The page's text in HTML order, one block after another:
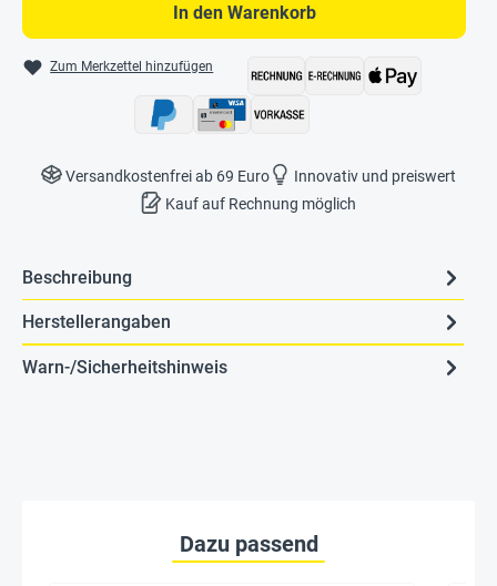
In den Warenkorb
Zum Merkzettel hinzufügen
Versandkostenfrei ab 69 Euro
Innovativ und preiswert
Kauf auf Rechnung möglich
Beschreibung
Herstellerangaben
Warn-/Sicherheitshinweis
Dazu passend